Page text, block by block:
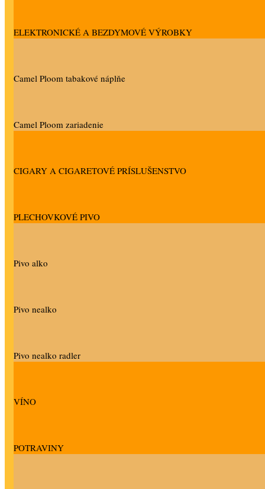
ELEKTRONICKÉ A BEZDYMOVÉ VÝROBKY
Camel Ploom tabakové náplňe
Camel Ploom zariadenie
CIGARY A CIGARETOVÉ PRÍSLUŠENSTVO
PLECHOVKOVÉ PIVO
Pivo alko
Pivo nealko
Pivo nealko radler
VÍNO
POTRAVINY